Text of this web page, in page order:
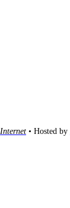
Internet • Hosted by